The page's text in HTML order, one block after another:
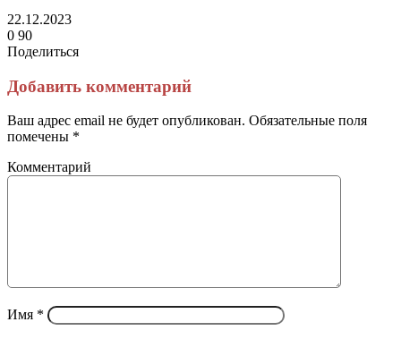
22.12.2023
0 90
Поделиться
через
электронную
почту
Добавить комментарий
Ваш адрес email не будет опубликован. Обязательные поля
помечены *
Комментарий
Имя *